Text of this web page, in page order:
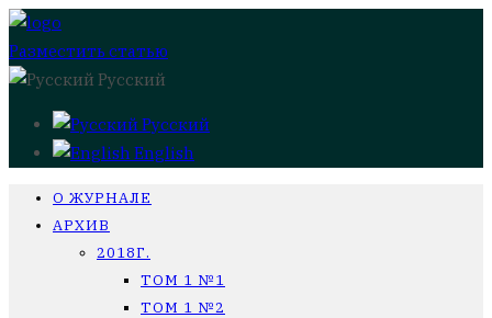
Разместить статью
Русский
Русский
English
О ЖУРНАЛЕ
АРХИВ
2018Г.
ТОМ 1 №1
ТОМ 1 №2